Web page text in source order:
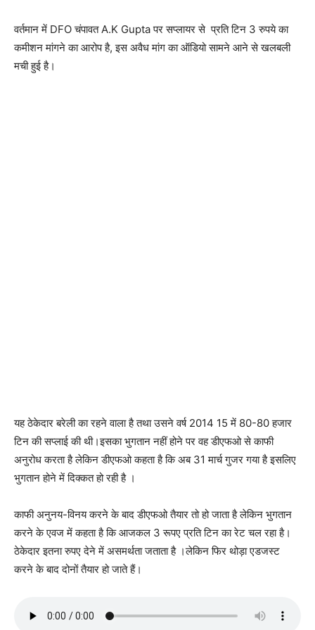
वर्तमान में DFO चंपावत A.K Gupta पर सप्लायर से प्रति टिन 3 रुपये का
कमीशन मांगने का आरोप है, इस अवैध मांग का ऑडियो सामने आने से खलबली
मची हुई है।
यह ठेकेदार बरेली का रहने वाला है तथा उसने वर्ष 2014 15 में 80-80 हजार
टिन की सप्लाई की थी।इसका भुगतान नहीं होने पर वह डीएफओ से काफी
अनुरोध करता है लेकिन डीएफओ कहता है कि अब 31 मार्च गुजर गया है इसलिए
भुगतान होने में दिक्कत हो रही है ।
काफी अनुनय-विनय करने के बाद डीएफओ तैयार तो हो जाता है लेकिन भुगतान
करने के एवज में कहता है कि आजकल 3 रूपए प्रति टिन का रेट चल रहा है।
ठेकेदार इतना रुपए देने में असमर्थता जताता है ।लेकिन फिर थोड़ा एडजस्ट
करने के बाद दोनों तैयार हो जाते हैं।